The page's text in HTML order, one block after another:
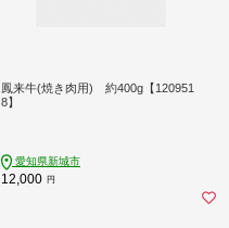
鳳来牛(焼き肉用) 約400g【120951
8】
愛知県新城市
12,000 円